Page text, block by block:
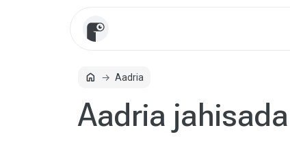
homeAvalehtAadria
Aadria